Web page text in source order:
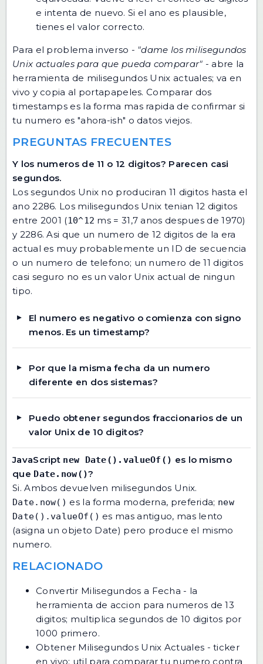
e intenta de nuevo. Si el ano es plausible,
tienes el valor correcto.
Para el problema inverso - "dame los milisegundos
Unix actuales para que pueda comparar" - abre la
herramienta de milisegundos Unix actuales; va en
vivo y copia al portapapeles. Comparar dos
timestamps es la forma mas rapida de confirmar si
tu numero es "ahora-ish" o datos viejos.
PREGUNTAS FRECUENTES
Y los numeros de 11 o 12 digitos? Parecen casi
segundos.
Los segundos Unix no produciran 11 digitos hasta el
ano 2286. Los milisegundos Unix tenian 12 digitos
entre 2001 (10^12 ms = 31,7 anos despues de 1970)
y 2286. Asi que un numero de 12 digitos de la era
actual es muy probablemente un ID de secuencia
o un numero de telefono; un numero de 11 digitos
casi seguro no es un valor Unix actual de ningun
tipo.
El numero es negativo o comienza con signo
menos. Es un timestamp?
Por que la misma fecha da un numero
diferente en dos sistemas?
Puedo obtener segundos fraccionarios de un
valor Unix de 10 digitos?
JavaScript new Date().valueOf() es lo mismo
que Date.now()?
Si. Ambos devuelven milisegundos Unix.
Date.now() es la forma moderna, preferida; new
Date().valueOf() es mas antiguo, mas lento
(asigna un objeto Date) pero produce el mismo
numero.
RELACIONADO
Convertir Milisegundos a Fecha - la
herramienta de accion para numeros de 13
digitos; multiplica segundos de 10 digitos por
1000 primero.
Obtener Milisegundos Unix Actuales - ticker
en vivo; util para comparar tu numero contra